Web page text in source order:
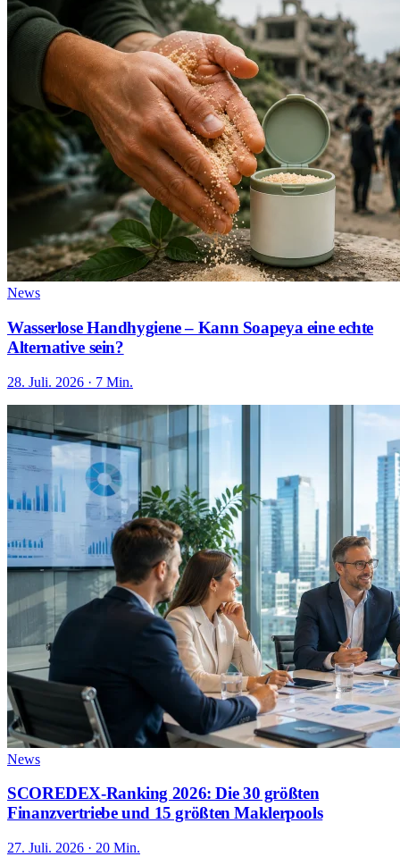
News
Wasserlose Handhygiene – Kann Soapeya eine echte
Alternative sein?
28. Juli. 2026 · 7 Min.
News
SCOREDEX-Ranking 2026: Die 30 größten
Finanzvertriebe und 15 größten Maklerpools
27. Juli. 2026 · 20 Min.